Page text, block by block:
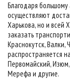
Благодаря
осуществляют
Харькова, но и всей
заказать
Краснокутск, Валки,
распространяется
Первомайский,
Мерефа и другие.